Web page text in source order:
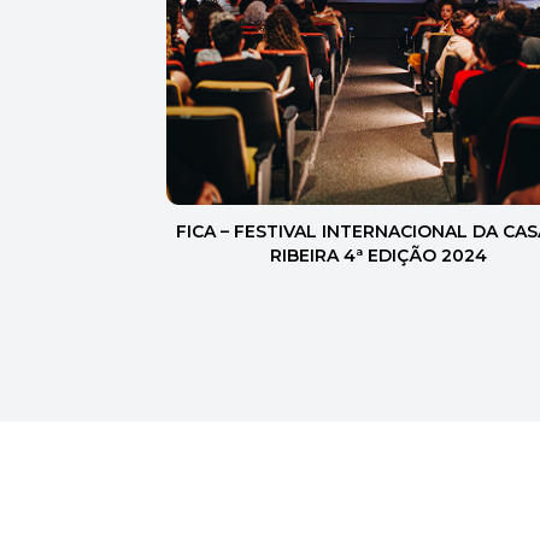
FICA – FESTIVAL INTERNACIONAL DA
RIBEIRA 4ª EDIÇÃO 2024